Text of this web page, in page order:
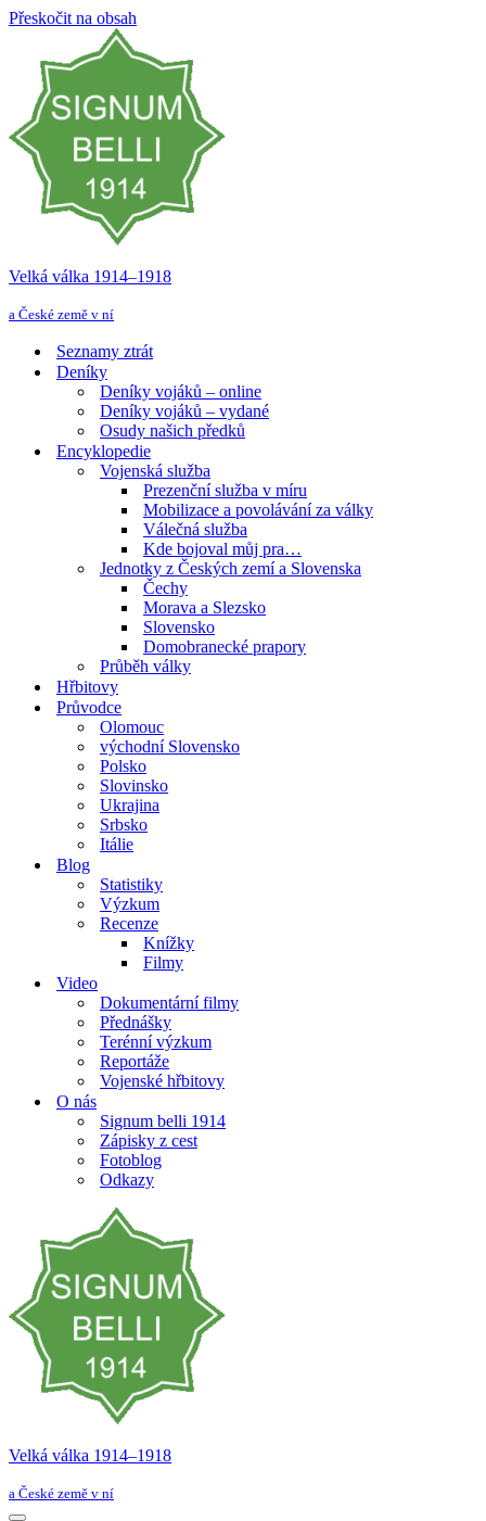
Přeskočit na obsah
Velká válka 1914–⁠⁠⁠⁠⁠⁠1918
a České země v ní
Seznamy ztrát
Deníky
Deníky vojáků – online
Deníky vojáků – vydané
Osudy našich předků
Encyklopedie
Vojenská služba
Prezenční služba v míru
Mobilizace a povolávání za války
Válečná služba
Kde bojoval můj pra…
Jednotky z Českých zemí a Slovenska
Čechy
Morava a Slezsko
Slovensko
Domobranecké prapory
Průběh války
Hřbitovy
Průvodce
Olomouc
východní Slovensko
Polsko
Slovinsko
Ukrajina
Srbsko
Itálie
Blog
Statistiky
Výzkum
Recenze
Knížky
Filmy
Video
Dokumentární filmy
Přednášky
Terénní výzkum
Reportáže
Vojenské hřbitovy
O nás
Signum belli 1914
Zápisky z cest
Fotoblog
Odkazy
Velká válka 1914–⁠⁠⁠⁠⁠⁠1918
a České země v ní